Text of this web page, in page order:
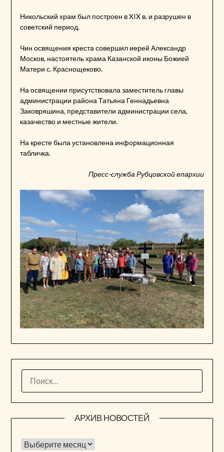
Никольский храм был построен в XIX в. и разрушен в
советский период.
Чин освящения креста совершил иерей Александр
Москов, настоятель храма Казанской иконы Божией
Матери с. Краснощеково.
На освящении присутствовала заместитель главы
администрации района Татьяна Геннадьевна
Заковряшина, представители администрации села,
казачество и местные жители.
На кресте была установлена информационная
табличка.
Пресс-служба Рубцовской епархии
АРХИВ НОВОСТЕЙ
Архив новостей